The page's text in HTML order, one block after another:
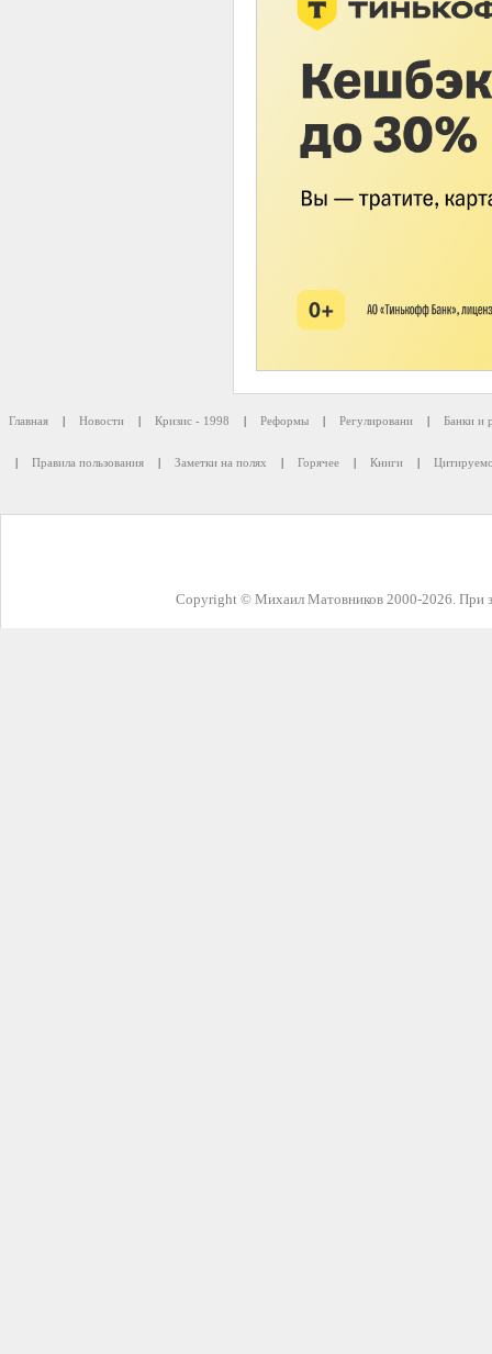
Главная | Новости | Кризис - 1998 | Реформы | Регулировани | Банки и
| Правила пользования | Заметки на полях | Горячее | Книги |
Copyright © Михаил Матовников 2000-2026. При